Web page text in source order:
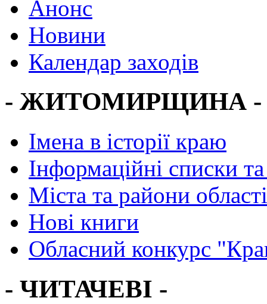
Анонс
Новини
Календар заходів
- ЖИТОМИРЩИНА -
Імена в історії краю
Інформаційні списки
Міста та райони області
Нові книги
Обласний конкурс
- ЧИТАЧЕВІ -